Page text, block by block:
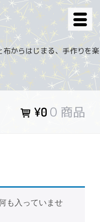
らはじまる、手作りを楽
¥0 0 商品
も入っていませ